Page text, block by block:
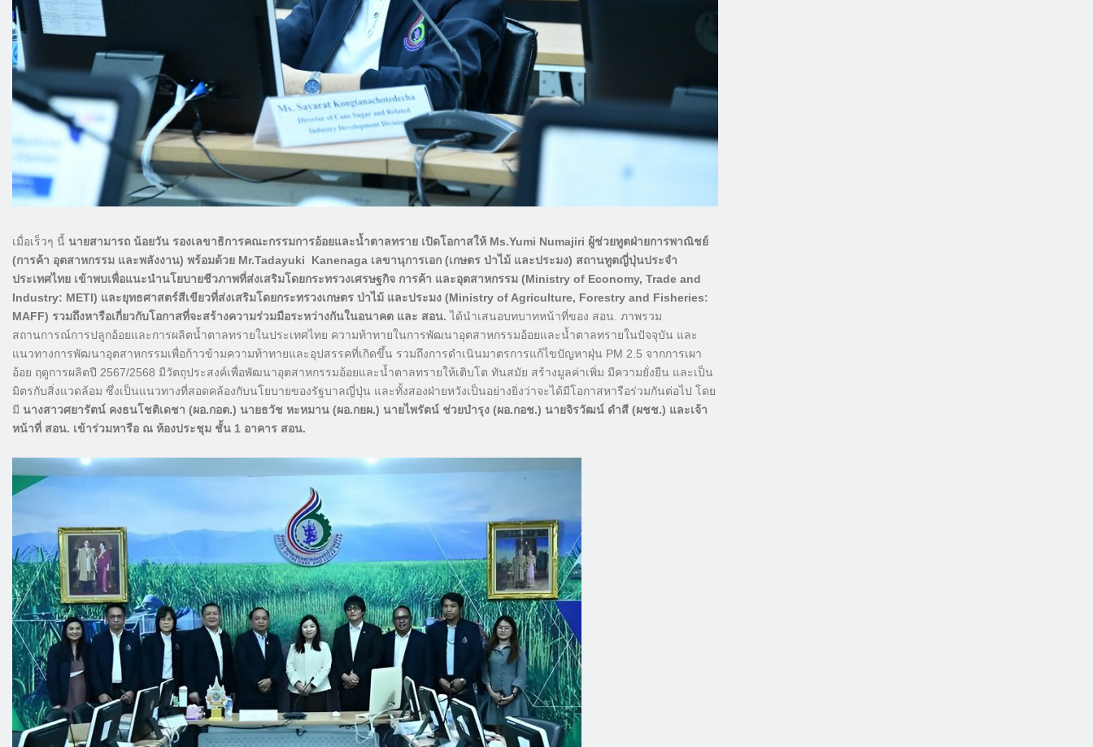
เมื่อเร็วๆ นี้ นายสามารถ น้อยวัน รองเลขาธิการคณะกรรมการอ้อยและน้ำตาลทราย เปิดโอกาสให้ Ms.Yumi Numajiri ผู้ช่วยทูตฝ่ายการพาณิชย์
(การค้า อุตสาหกรรม และพลังงาน) พร้อมด้วย Mr.Tadayuki Kanenaga เลขานุการเอก (เกษตร ป่าไม้ และประมง) สถานทูตญี่ปุ่นประจำ
ประเทศไทย เข้าพบเพื่อแนะนำนโยบายชีวภาพที่ส่งเสริมโดยกระทรวงเศรษฐกิจ การค้า และอุตสาหกรรม (Ministry of Economy, Trade and
Industry: METI) และยุทธศาสตร์สีเขียวที่ส่งเสริมโดยกระทรวงเกษตร ป่าไม้ และประมง (Ministry of Agriculture, Forestry and Fisheries:
MAFF) รวมถึงหารือเกี่ยวกับโอกาสที่จะสร้างความร่วมมือระหว่างกันในอนาคต และ สอน.ได้นำเสนอบทบาทหน้าที่ของ สอน. ภาพรวม
สถานการณ์การปลูกอ้อยและการผลิตน้ำตาลทรายในประเทศไทย ความท้าทายในการพัฒนาอุตสาหกรรมอ้อยและน้ำตาลทรายในปัจจุบัน และ
แนวทางการพัฒนาอุตสาหกรรมเพื่อก้าวข้ามความท้าทายและอุปสรรคที่เกิดขึ้น รวมถึงการดำเนินมาตรการแก้ไขปัญหาฝุ่น PM 2.5 จากการเผา
อ้อย ฤดูการผลิตปี 2567/2568 มีวัตถุประสงค์เพื่อพัฒนาอุตสาหกรรมอ้อยและน้ำตาลทรายให้เติบโต ทันสมัย สร้างมูลค่าเพิ่ม มีความยั่งยืน และเป็น
มิตรกับสิ่งแวดล้อม ซึ่งเป็นแนวทางที่สอดคล้องกับนโยบายของรัฐบาลญี่ปุ่น และทั้งสองฝ่ายหวังเป็นอย่างยิ่งว่าจะได้มีโอกาสหารือร่วมกันต่อไป โดย
มี นางสาวศยารัตน์ คงธนโชติเดชา (ผอ.กอต.) นายธวัช หะหมาน (ผอ.กยผ.) นายไพรัตน์ ช่วยบำรุง (ผอ.กอช.) นายจิรวัฒน์ ดำสี (ผชช.) และเจ้า
หน้าที่ สอน. เข้าร่วมหารือ ณ ห้องประชุม ชั้น 1 อาคาร สอน.